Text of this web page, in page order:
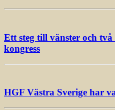
Ett steg till vänster och
kongress
HGF Västra Sverige har